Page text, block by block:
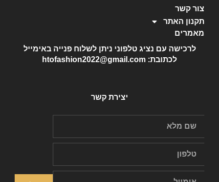
צור קשר
תקנון האתר
מאמרים
לרכישה עם נציג טלפוני ניתן לשלוח פנייה באימייל
לכתובת: htofashion2022@gmail.com
יצירת קשר